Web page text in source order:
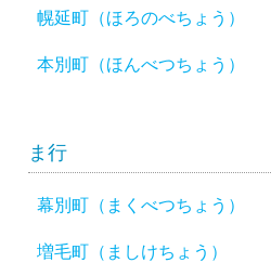
幌延町（ほろのべちょう）
本別町（ほんべつちょう）
ま行
幕別町（まくべつちょう）
増毛町（ましけちょう）